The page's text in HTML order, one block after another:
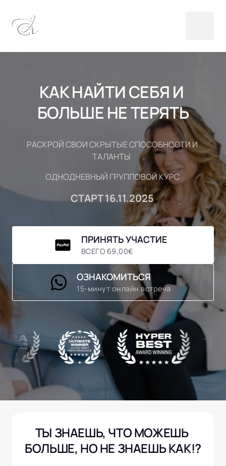
КАК НАЙТИ СЕБЯ И
БОЛЬШЕ НЕ ТЕРЯТЬ
РАСКРОЙ СВОИ СКРЫТЫЕ СПОСОБНОСТИ И
ТАЛАНТЫ
ОДНОДНЕВНЫЙ ГРУППОВОЙ КУРС
СТАРТ 16.11.2025
ПРИНЯТЬ УЧАСТИЕ
ВСЕГО 69,00€
ОЗНАКОМИТЬСЯ
15-минут онлайн встреча
ТЫ ЗНАЕШЬ, ЧТО МОЖЕШЬ
БОЛЬШЕ, НО НЕ ЗНАЕШЬ КАК!?